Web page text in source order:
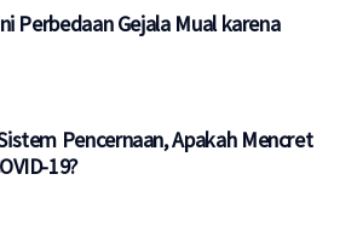
Perbedaan Gejala Mual karena
Pencernaan, Apakah Mencret
19?